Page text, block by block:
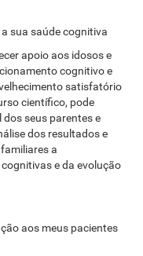
sua saúde cognitiva
apoio aos idosos e
cognitivo e
satisfatório
científico, pode
seus parentes e
dos resultados e
a
e da evolução
aos meus pacientes